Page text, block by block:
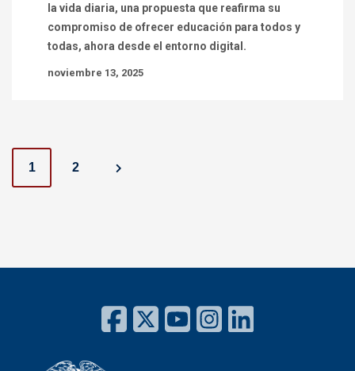
la vida diaria, una propuesta que reafirma su
compromiso de ofrecer educación para todos y
todas, ahora desde el entorno digital.
noviembre 13, 2025
P
t
1 2